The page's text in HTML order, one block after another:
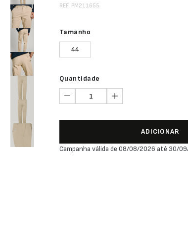
REF. PM211655
Tamanho
44
Quantidade
ADICIONAR
Campanha válida de 08/08/2026 até 30/